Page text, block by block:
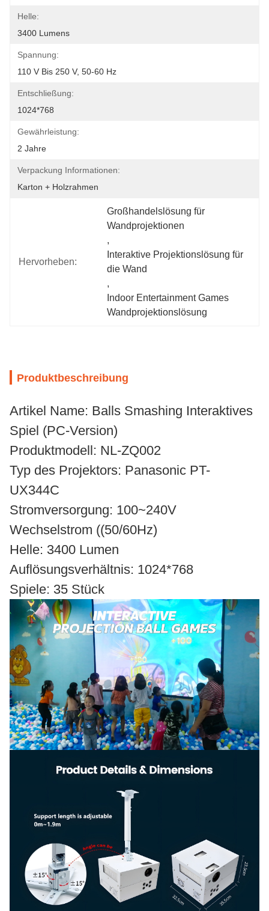
Helle:
3400 Lumens
Spannung:
110 V Bis 250 V, 50-60 Hz
Entschließung:
1024*768
Gewährleistung:
2 Jahre
Verpackung Informationen:
Karton + Holzrahmen
Hervorheben:
Großhandelslösung für
Wandprojektionen
,
Interaktive Projektionslösung für
die Wand
,
Indoor Entertainment Games
Wandprojektionslösung
Produktbeschreibung
Artikel Name: Balls Smashing Interaktives
Spiel (PC-Version)
Produktmodell: NL-ZQ002
Typ des Projektors: Panasonic PT-
UX344C
Stromversorgung: 100~240V
Wechselstrom ((50/60Hz)
Helle: 3400 Lumen
Auflösungsverhältnis: 1024*768
Spiele: 35 Stück